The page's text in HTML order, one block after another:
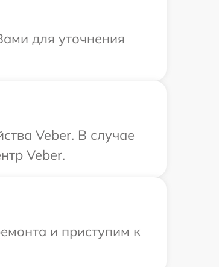
для уточнения
Veber. В случае
Veber.
и приступим к